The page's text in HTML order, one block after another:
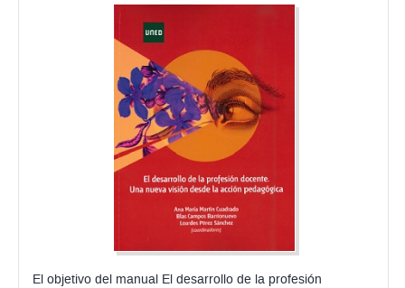
El objetivo del manual El desarrollo de la profesión